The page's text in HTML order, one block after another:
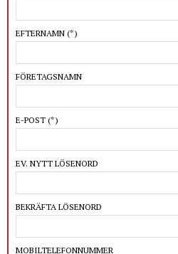
EFTERNAMN (*)
FÖRETAGSNAMN
E-POST (*)
EV. NYTT LÖSENORD
BEKRÄFTA LÖSENORD
MOBILTELEFONNUMMER